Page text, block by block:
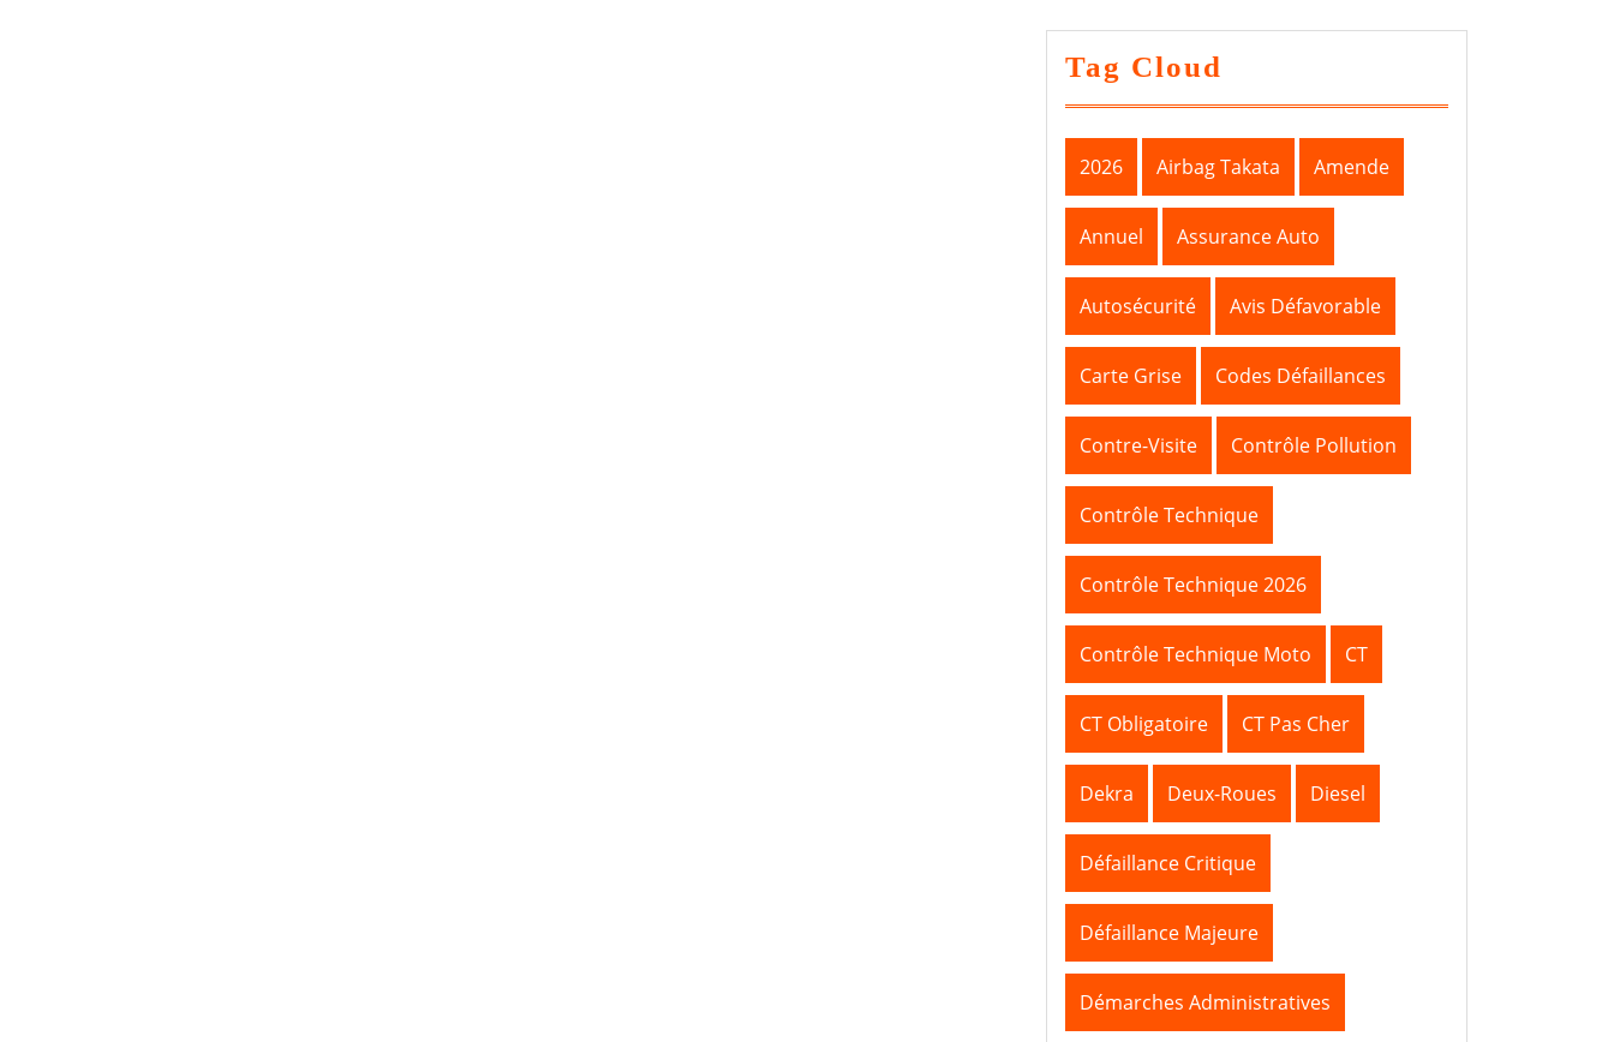
Tag Cloud
2026 Airbag Takata Amende
Annuel Assurance Auto
Autosécurité Avis Défavorable
Carte Grise Codes Défaillances
Contre-Visite Contrôle Pollution
Contrôle Technique
Contrôle Technique 2026
Contrôle Technique Moto CT
CT Obligatoire CT Pas Cher
Dekra Deux-Roues Diesel
Défaillance Critique
Défaillance Majeure
Démarches Administratives